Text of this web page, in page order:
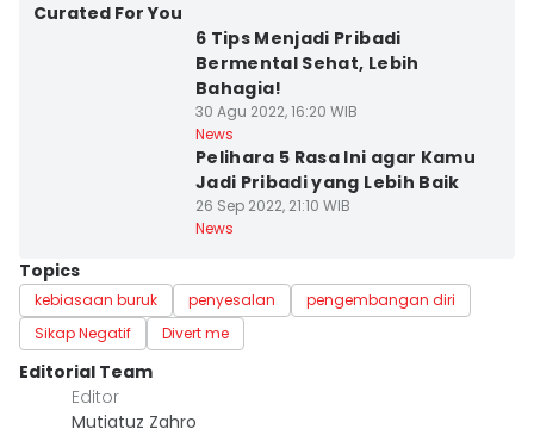
Curated For You
6 Tips Menjadi Pribadi
Bermental Sehat, Lebih
Bahagia!
30 Agu 2022, 16:20 WIB
News
Pelihara 5 Rasa Ini agar Kamu
Jadi Pribadi yang Lebih Baik
26 Sep 2022, 21:10 WIB
News
Topics
kebiasaan buruk penyesalan
pengembangan diri
Sikap Negatif
Divert me
Editorial Team
Editor
Mutiatuz Zahro